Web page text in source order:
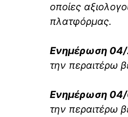
οποίες
πλατφόρμας.
Ενημέρωση
την περαιτέρω
Ενημέρωση
την περαιτέρω